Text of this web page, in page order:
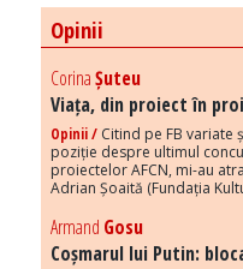
Opinii
CorinaȘuteu
Viața, din proiect în
Opinii / Citind pe FB variate
poziție despre ultimul
proiectelor AFCN, mi-au
Adrian Șoaită (Fundația
Armand Gosu
Coșmarul lui Putin: